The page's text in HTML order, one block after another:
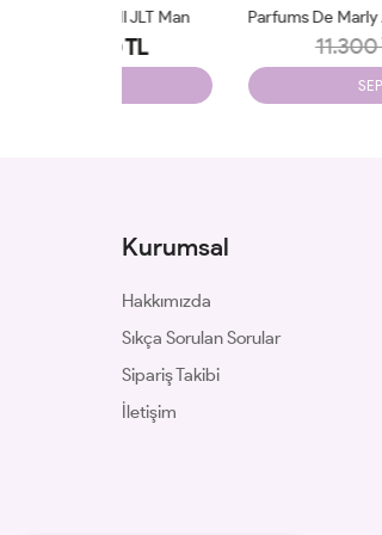
2.795 TL
Kurumsal
Hakkımızda
Sıkça Sorulan Sorular
Sipariş Takibi
İletişim